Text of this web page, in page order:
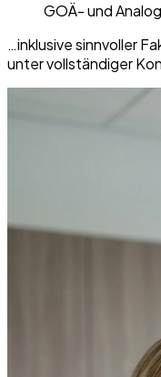
GOÄ- und
…inklusive sinnvoller
unter vollständiger